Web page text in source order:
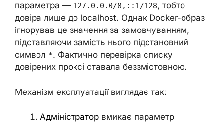
параметра — 127.0.0.0/8,::1/128, тобто
довіра лише до localhost. Однак Docker-образ
ігнорував це значення за замовчуванням,
підставляючи замість нього підстановний
символ *. Фактично перевірка списку
довірених проксі ставала беззмістовною.
Механізм експлуатації виглядає так:
Адміністратор вмикає параметр